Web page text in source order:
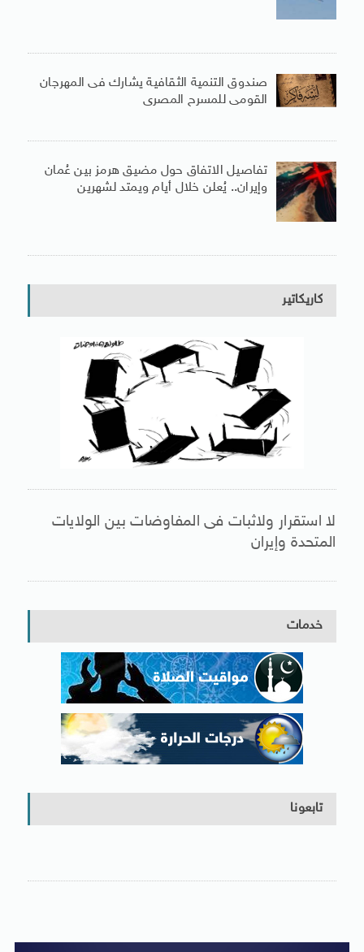
صندوق التنمية الثقافية يشارك فى المهرجان
القومى للمسرح المصرى
تفاصيل الاتفاق حول مضيق هرمز بين عُمان
وإيران.. يُعلن خلال أيام ويمتد لشهرين
كاريكاتير
لا استقرار ولاثبات فى المفاوضات بين الولايات
المتحدة وإيران
خدمات
تابعونا